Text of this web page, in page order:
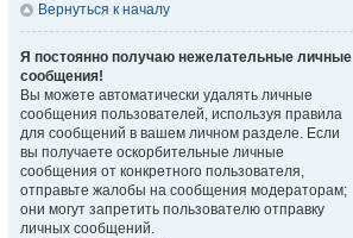
Вернуться к началу
Я постоянно получаю нежелательные личные
сообщения!
Вы можете автоматически удалять личные
сообщения пользователей, используя правила
для сообщений в вашем личном разделе. Если
вы получаете оскорбительные личные
сообщения от конкретного пользователя,
отправьте жалобы на сообщения модераторам;
они могут запретить пользователю отправку
личных сообщений.